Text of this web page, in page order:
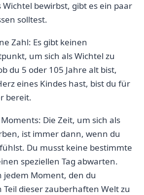
Wichtel bewirbst, ⁤gibt es ​ein paar
solltest.
Zahl: Es gibt keinen
um​ sich als Wichtel zu
du 5 oder 105 Jahre alt bist,
eines Kindes hast, bist du für
bereit.
Die ‌Zeit, um sich als
ist immer dann, wenn du
Du musst keine bestimmte
speziellen Tag abwarten.⁢
jedem Moment, den du
Teil dieser ‌zauberhaften Welt zu